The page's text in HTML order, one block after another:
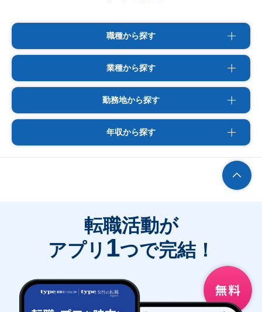
職種から探す
業種から探す
勤務地から探す
年収から探す
転職活動が
アプリ 1つで完結！